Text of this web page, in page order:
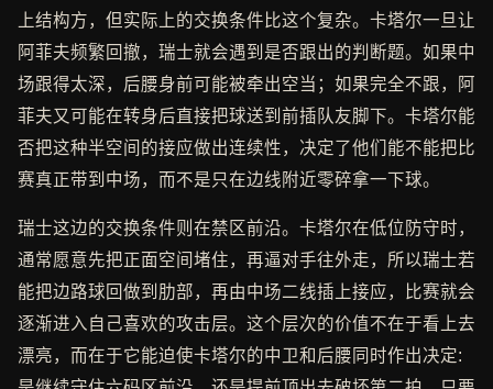
上结构方，但实际上的交换条件比这个复杂。卡塔尔一旦让
阿菲夫频繁回撤，瑞士就会遇到是否跟出的判断题。如果中
场跟得太深，后腰身前可能被牵出空当；如果完全不跟，阿
菲夫又可能在转身后直接把球送到前插队友脚下。卡塔尔能
否把这种半空间的接应做出连续性，决定了他们能不能把比
赛真正带到中场，而不是只在边线附近零碎拿一下球。
瑞士这边的交换条件则在禁区前沿。卡塔尔在低位防守时，
通常愿意先把正面空间堵住，再逼对手往外走，所以瑞士若
能把边路球回做到肋部，再由中场二线插上接应，比赛就会
逐渐进入自己喜欢的攻击层。这个层次的价值不在于看上去
漂亮，而在于它能迫使卡塔尔的中卫和后腰同时作出决定: